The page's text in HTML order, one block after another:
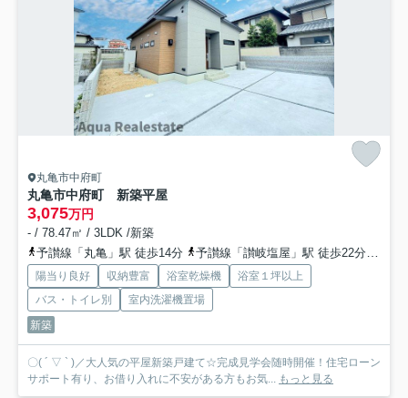
丸亀市中府町
丸亀市中府町 新築平屋
3,075万円
- / 78.47㎡ / 3LDK /新築
予讃線「丸亀」駅 徒歩14分
予讃線「讃岐塩屋」駅 徒歩22分
陽当り良好 収納豊富 浴室乾燥機
浴室１坪以上
バス・トイレ別
室内洗濯機置場
新築
〇( ´ ▽ ` )／大人気の平屋新築戸建て☆完成見学会随時開催！住宅ローン
サポート有り、お借り入れに不安がある方もお気... もっと見る